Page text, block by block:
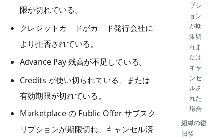
限が切れている。
クレジットカードがカード発行会社に
より拒否されている。
Advance Pay 残高が不足している。
Credits が使い切られている、または
有効期限が切れている。
Marketplace の Public Offer サブスク
リプションが期限切れ、キャンセル済
プシ
ョン
が期
限切
れま
たは
キャ
ンセ
ルさ
れた
場合
組織の復
旧後